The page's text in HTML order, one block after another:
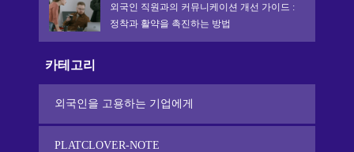
외국인 직원과의 커뮤니케이션 개선 가이드 :
정착과 활약을 촉진하는 방법
카테고리
외국인을 고용하는 기업에게
PLATCLOVER-NOTE